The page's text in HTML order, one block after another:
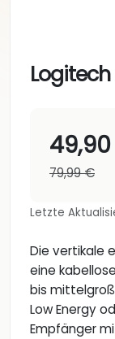
79,99 €
Letzte
Die vertikale
eine
bis
Low Energy
Empfänger